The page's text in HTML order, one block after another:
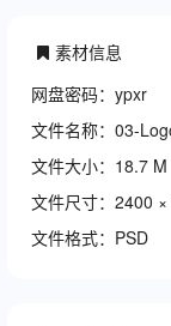
素材信息
网盘密码：ypxr
文件名称：03-
文件大小：18.7 M
文件尺寸：2400
文件格式：PSD